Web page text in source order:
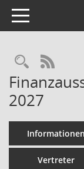
Toggle navigation
RSS-
2027
Informationen
Vertreter